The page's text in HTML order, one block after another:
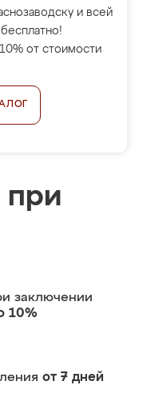
и всей
от стоимости
при
заключении
10%
от 7 дней